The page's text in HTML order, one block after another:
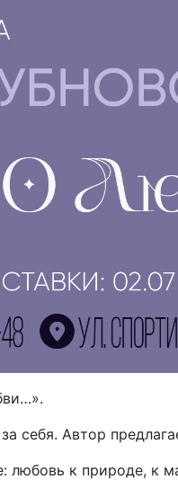
себя. Автор
любовь к природе, к